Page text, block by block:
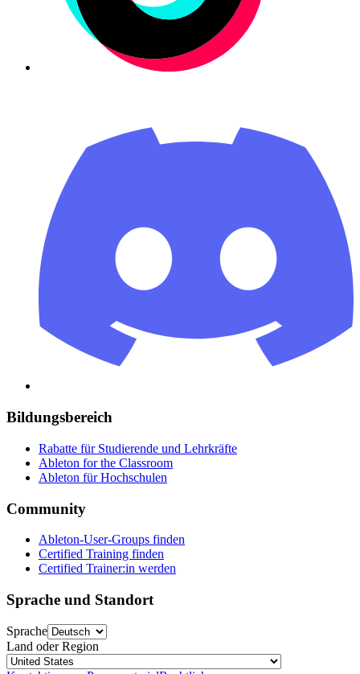
Bildungsbereich
Rabatte für Studierende und Lehrkräfte
Ableton for the Classroom
Ableton für Hochschulen
Community
Ableton-User-Groups finden
Certified Training finden
Certified Trainer:in werden
Sprache und Standort
Sprache
Land oder Region